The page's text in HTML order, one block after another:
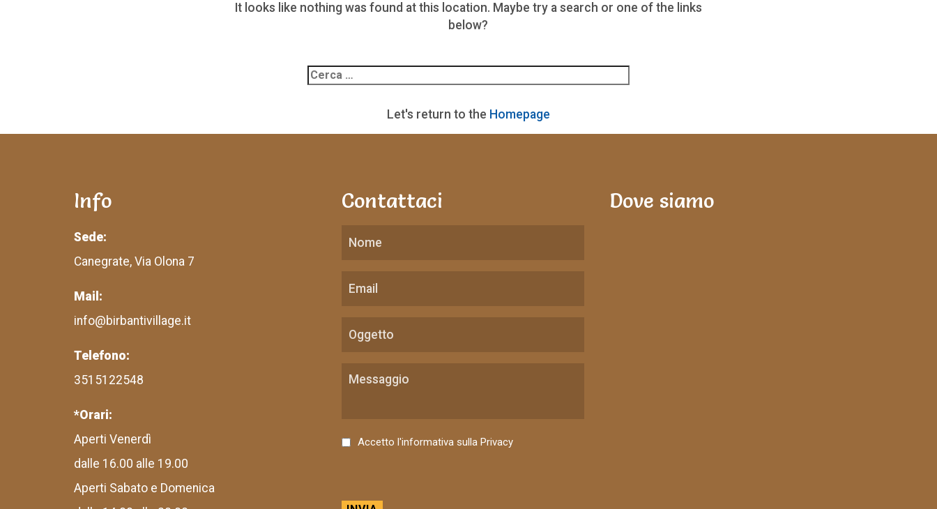
It looks like nothing was found at this location. Maybe try a search or one of the links
below?
per:
Let's return to the Homepage
Info
Sede:
Canegrate, Via Olona 7
Mail:
info@birbantivillage.it
Telefono:
3515122548
*Orari:
Aperti Venerdì
dalle 16.00 alle 19.00
Aperti Sabato e Domenica
Contattaci
C
e
Accetto l'informativa sulla Privacy
Dove siamo